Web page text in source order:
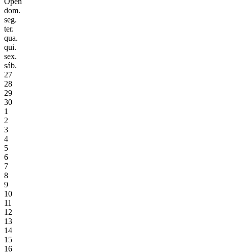
dom.
seg.
ter.
qua.
qui.
sex.
sáb.
27
28
29
30
1
2
3
4
5
6
7
8
9
10
11
12
13
14
15
16